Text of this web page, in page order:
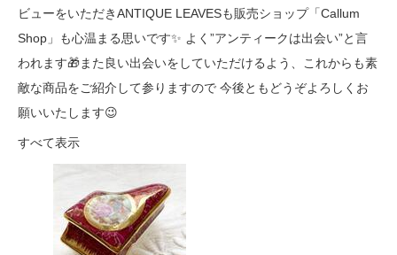
ビューをいただきANTIQUE LEAVESも販売ショップ「Callum
Shop」も心温まる思いです✨ よく”アンティークは出会い”と言
われます🎁また良い出会いをしていただけるよう、これからも素
敵な商品をご紹介して参りますので 今後ともどうぞよろしくお
願いいたします😉
すべて表示